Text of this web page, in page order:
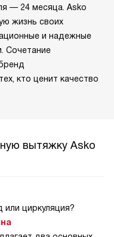
— 24 месяца. Asko
жизнь своих
и надежные
Сочетание
кто ценит качество
вытяжку Asko
циркуляция?